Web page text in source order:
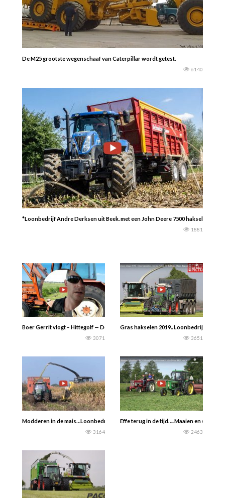
De M25 grootste wegenschaaf van Caterpillar wordt getest.
6140
*Loonbedrijf Andre Derksen uit Beek. met een John Deere 7500 hakselaar en
1881
Boer Gerrit vlogt – Hittegolf — De hittegolf van 2018 is een feit. Hoe zijn de
3071
Gras hakselen 2019.. Loonbedrijf van
3651
Modderen in de mais…Loonbedrijf Jan Bevers uit Loenhout mais hakselen
3164
Effe terug in de tijd…..Maaien en
2463